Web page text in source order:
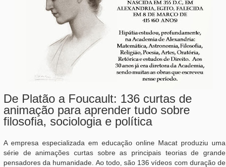
De Platão a Foucault: 136 curtas de
animação para aprender tudo sobre
filosofia, sociologia e política
A empresa especializada em educação online Macat produziu uma
série de animações curtas sobre as principais teorias de grande
pensadores da humanidade. Ao todo, são 136 vídeos com duração de